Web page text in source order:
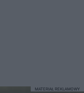
MATERIAŁ REKLAMOWY